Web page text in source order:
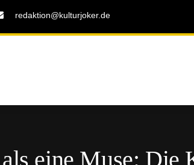
redaktion@kulturjoker.de
eine Muse: Die